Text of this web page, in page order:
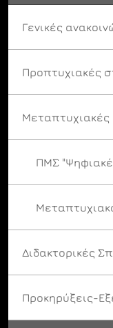
Γενικές
Προπτυχιακές
ΠΜΣ
Διδακτορικές
Προκηρύξεις-